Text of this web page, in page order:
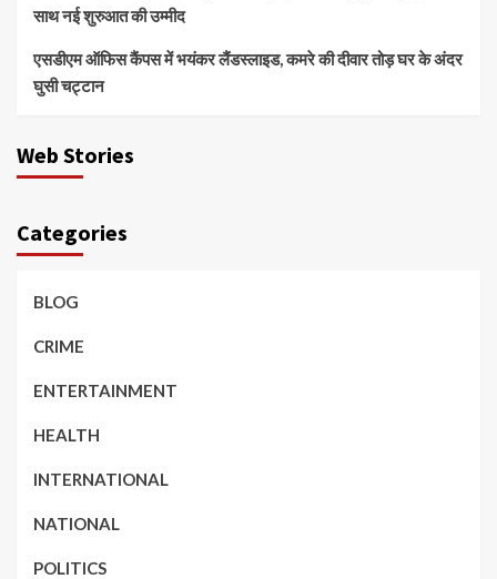
साथ नई शुरुआत की उम्मीद
एसडीएम ऑफिस कैंपस में भयंकर लैंडस्लाइड, कमरे की दीवार तोड़ घर के अंदर
घुसी चट्टान
Web Stories
Categories
BLOG
CRIME
ENTERTAINMENT
HEALTH
INTERNATIONAL
NATIONAL
POLITICS